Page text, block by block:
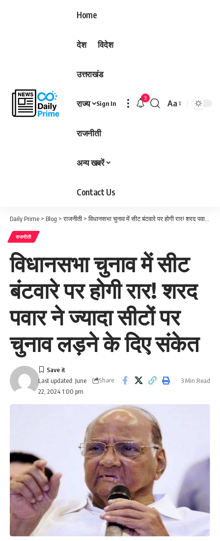
Home
देश विदेश
उत्तराखंड
राज्य
राजनीती
अन्य खबरें
Contact Us
Sign In
3
Font
Aa
Daily Prime > Blog >राजनीती >विधानसभा चुनाव में सीट बंटवारे पर होगी रार! शरद पवार ने ज्यादा सीटों पर चुनाव लड़ने के दिए संकेत
राजनीती
विधानसभा चुनाव में सीट
बंटवारे पर होगी रार! शरद
पवार ने ज्यादा सीटों पर
चुनाव लड़ने के दिए संकेत
Last updated: June
22, 2024 1:00 pm
Share 3 Min Read